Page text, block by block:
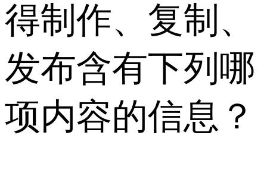
得制作、复制、
发布含有下列哪
项内容的信息？